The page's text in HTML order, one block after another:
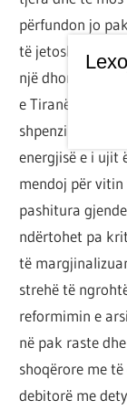
përfundon jo
të jetosh në
një dhomë sa
e Tiranës?” – i
shpenzimet
energjisë e i ujit
mendoj për
pashitura
ndërtohet pa
të
strehë të
reformimin e
në pak raste
shoqërore me
debitorë me